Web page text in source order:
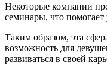
Некоторые компании
семинары, что
Таким образом, эта
возможность для
развиваться в своей